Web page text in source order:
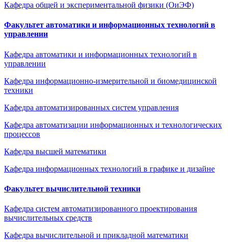
Кафедра общей и экспериментальной физики (ОиЭФ)
Факультет автоматики и информационных технологий в
управлении
Кафедра автоматики и информационных технологий в
управлении
Кафедра информационно-измерительной и биомедицинской
техники
Кафедра автоматизированных систем управления
Кафедра автоматизации информационных и технологических
процессов
Кафедра высшей математики
Кафедра информационных технологий в графике и дизайне
Факультет вычислительной техники
Кафедра систем автоматизированного проектирования
вычислительных средств
Кафедра вычислительной и прикладной математики